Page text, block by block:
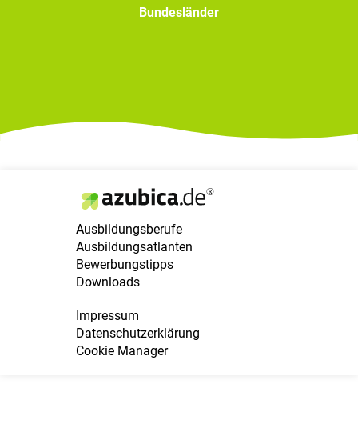
Bundesländer
Ausbildungsberufe
Ausbildungsatlanten
Bewerbungstipps
Downloads
Impressum
Datenschutzerklärung
Cookie Manager